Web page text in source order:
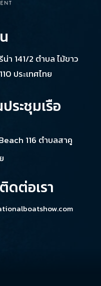
า 141/2 ตำบล ไม้ขาว
ประเทศไทย
ระชุมเรือ
116 ตำบลสาคู
ดต่อเรา